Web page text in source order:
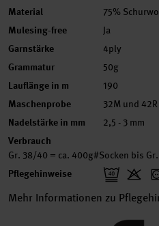
Material 75%
Mulesing-free Ja
Garnstärke 4ply
Grammatur 50g
Lauflänge in m 190
Maschenprobe 32M und
Nadelstärke in mm 2,5 - 3 mm
Verbrauch
Gr. 38/40 = ca. 400g#Socken bis
Pflegehinweise
Mehr Informationen zu